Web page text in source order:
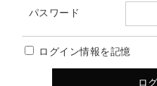
パスワード
ログイン情報を記憶